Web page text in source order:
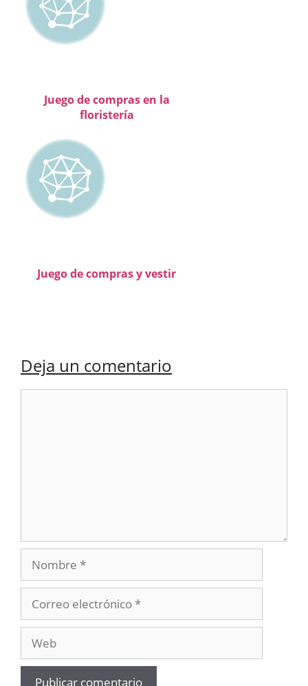
Juego de compras en la
floristería
Juego de compras y vestir
Deja un comentario
Nombre
electrónico